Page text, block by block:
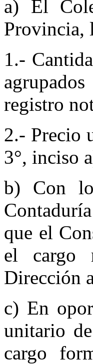
a) El
Provincia,
1.-
registro
2.- Precio
3°, inciso
b) Con
que el
el cargo
Dirección
c) En
unitario
cargo